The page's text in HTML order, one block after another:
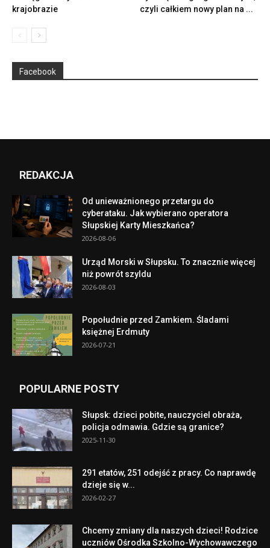
krajobrazie
czyli całkiem nowy plan na ...
Facebook
REDAKCJA
Od unieważnionego przetargu do
cyberataku. Jak wybierano operatora
Słupskiej Karty Mieszkańca?
2026-08-06
Urząd Morski w Słupsku. To znacznie więcej
niż powrót szyldu
2026-08-03
Popołudnie przed Zamkiem. Śladami
księżnej Erdmuty
2026-07-21
POPULARNE POSTY
Słupsk: dzieci pobite, nauczyciel obraża,
policja odmawia. Gdzie są granice?
2025-11-30
291 etatów, 251 odejść z pracy. Co naprawdę
dzieje się w...
2026-02-27
Chcemy zmiany dla naszych dzieci! Rodzice
uczniów Ośrodka Szkolno-Wychowawczego